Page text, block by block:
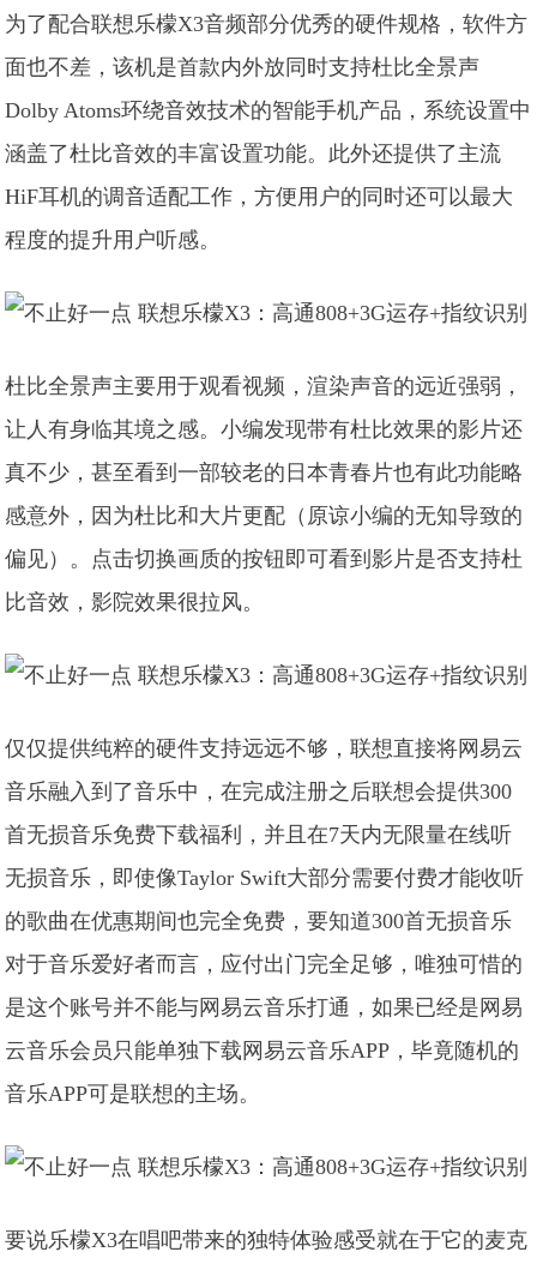
为了配合联想乐檬X3音频部分优秀的硬件规格，软件方
面也不差，该机是首款内外放同时支持杜比全景声
Dolby Atoms环绕音效技术的智能手机产品，系统设置中
涵盖了杜比音效的丰富设置功能。此外还提供了主流
HiF耳机的调音适配工作，方便用户的同时还可以最大
程度的提升用户听感。
杜比全景声主要用于观看视频，渲染声音的远近强弱，
让人有身临其境之感。小编发现带有杜比效果的影片还
真不少，甚至看到一部较老的日本青春片也有此功能略
感意外，因为杜比和大片更配（原谅小编的无知导致的
偏见）。点击切换画质的按钮即可看到影片是否支持杜
比音效，影院效果很拉风。
仅仅提供纯粹的硬件支持远远不够，联想直接将网易云
音乐融入到了音乐中，在完成注册之后联想会提供300
首无损音乐免费下载福利，并且在7天内无限量在线听
无损音乐，即使像Taylor Swift大部分需要付费才能收听
的歌曲在优惠期间也完全免费，要知道300首无损音乐
对于音乐爱好者而言，应付出门完全足够，唯独可惜的
是这个账号并不能与网易云音乐打通，如果已经是网易
云音乐会员只能单独下载网易云音乐APP，毕竟随机的
音乐APP可是联想的主场。
要说乐檬X3在唱吧带来的独特体验感受就在于它的麦克